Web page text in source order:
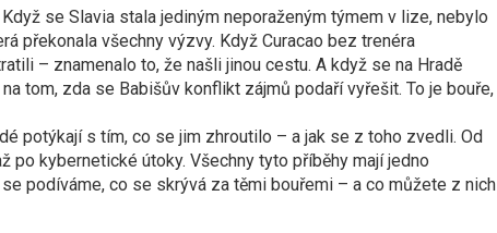
se Slavia stala jediným neporaženým týmem v lize, nebylo
překonala všechny výzvy. Když Curacao bez trenéra
– znamenalo to, že našli jinou cestu. A když se na Hradě
tom, zda se Babišův konflikt zájmů podaří vyřešit. To je bouře,
potýkají s tím, co se jim zhroutilo – a jak se z toho zvedli. Od
po kybernetické útoky. Všechny tyto příběhy mají jedno
podíváme, co se skrývá za těmi bouřemi – a co můžete z nich